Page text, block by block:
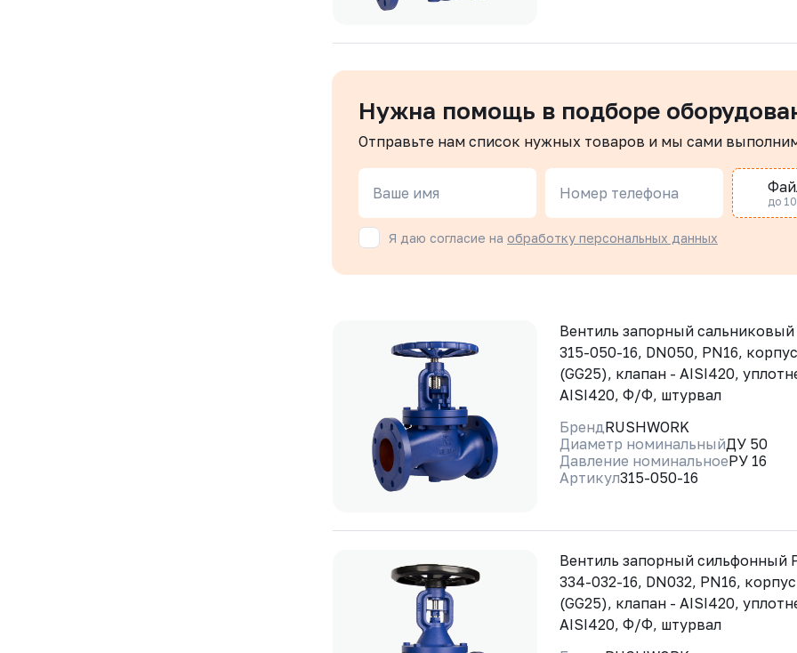
Нужна помощь в подборе
Отправьте нам список нужных товаров и мы сами
Ваше имя Номер телефона до
Я даю согласие на обработку персональных данных
Вентиль запорный
315-050-16, DN050, PN16,
(GG25), клапан - AISI420,
AISI420, Ф/Ф, штурвал
БрендRUSHWORK
Диаметр номинальныйДУ 50
Давление номинальноеРУ 16
Артикул315-050-16
Вентиль запорный
334-032-16, DN032, PN16,
(GG25), клапан - AISI420,
AISI420, Ф/Ф, штурвал